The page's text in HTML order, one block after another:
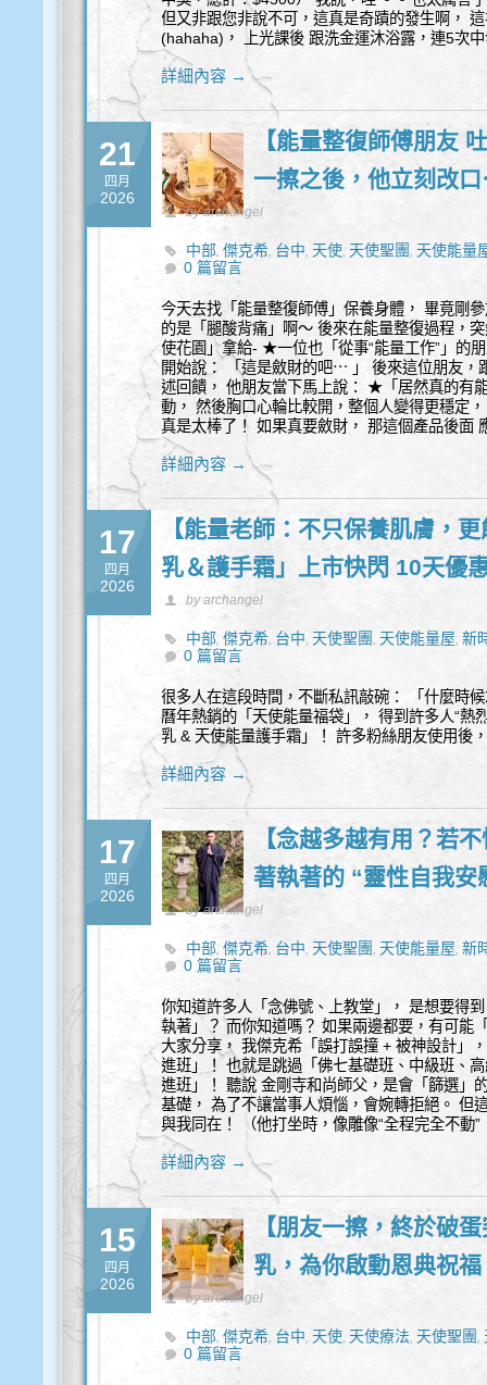
但又非跟您非說不可，這真是奇蹟的發生啊，
(hahaha)， 上光課後 跟洗金運沐浴露，連5次
詳細內容 →
21
四月
2026
【能量整復師傅朋友
一擦之後，他立刻改
by archangel
中部,傑克希, 台中, 天使, 天使聖團, 天使能量
0 篇留言
今天去找「能量整復師傅」保養身體， 畢竟剛
的是「腿酸背痛」啊～ 後來在能量整復過程，
使花園」拿給- ★一位也「從事“能量工作”」的
開始說： 「這是斂財的吧⋯ 」 後來這位朋友，
述回饋， 他朋友當下馬上說： ★「居然真的有
動， 然後胸口心輪比較開，整個人變得更穩定
真是太棒了！ 如果真要斂財， 那這個產品後面
詳細內容 →
17
四月
2026
【能量老師：不只保養肌膚，
乳＆護手霜」上市快閃 10天優
by archangel
中部,傑克希, 台中, 天使聖團, 天使能量屋,新
0 篇留言
很多人在這段時間，不斷私訊敲碗： 「什麼時
曆年熱銷的「天使能量福袋」， 得到許多人“熱
乳 & 天使能量護手霜」！ 許多粉絲朋友使用後
詳細內容 →
17
四月
2026
【念越多越有用？若
著執著的 “靈性自我安
by archangel
中部,傑克希, 台中, 天使聖團, 天使能量屋,新
0 篇留言
你知道許多人「念佛號、上教堂」， 是想要得
執著」？ 而你知道嗎？ 如果兩邊都要，有可能
大家分享， 我傑克希「誤打誤撞 + 被神設計」
進班」！ 也就是跳過「佛七基礎班、中級班、
進班」！ 聽說 金剛寺和尚師父，是會「篩選」
基礎， 為了不讓當事人煩惱，會婉轉拒絕。 但
與我同在！ （他打坐時，像雕像“全程完全不動
詳細內容 →
15
四月
2026
【朋友一擦，終於破
乳，為你啟動恩典祝
by archangel
中部,傑克希, 台中, 天使, 天使療法, 天使聖團,
心靈
0 篇留言